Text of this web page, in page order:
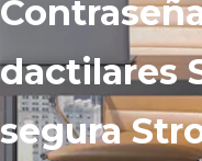
dactilares
segura